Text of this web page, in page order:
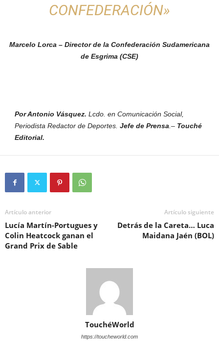
CONFEDERACIÓN»
Marcelo Lorca – Director de la Confederación Sudamericana
de Esgrima (CSE)
Por Antonio Vásquez. Lcdo. en Comunicación Social,
Periodista Redactor de Deportes. Jefe de Prensa.– Touché
Editorial.
Artículo anterior
Lucía Martín-Portugues y
Colin Heatcock ganan el
Grand Prix de Sable
Artículo siguiente
Detrás de la Careta… Luca
Maidana Jaén (BOL)
TouchéWorld
https://toucheworld.com